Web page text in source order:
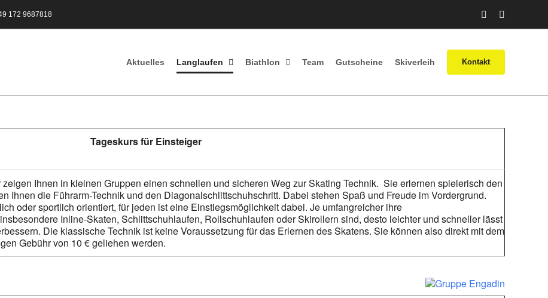
172 9687818 Facebook
Aktuelles Langlaufen Biathlon Team Gutscheine Skiverleih Kontakt
Tageskurs für Einsteiger
Ihnen in kleinen Gruppen einen schnellen und sicheren Weg zur Skating Technik. Sie erlernen spielerisch den
Ihnen die Führarm-Technik und den Diagonalschlittschuhschritt. Dabei stehen Spaß und Freude im Vordergrund.
oder sportlich orientiert, für jeden ist eine Einstiegsmöglichkeit dabei. Je umfangreicher ihre
Inline-Skaten, Schlittschuhlaufen, Rollschuhlaufen oder Skirollern sind, desto leichter und schneller lässt
Die klassische Technik ist keine Voraussetzung für das Erlernen des Skatens. Sie können also direkt mit dem
Gebühr von 10 € geliehen werden.